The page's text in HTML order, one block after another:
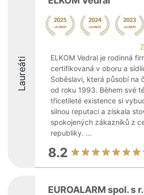
Laureáti
ELKOM Vedral je rodinná
certifikovaná v oboru a
Soběslavi, která působí na
od roku 1993. Během své
třicetileté existence si
silnou reputaci a získala
spokojených zákazníků z
republiky. ...
8.2
EUROALARM spol. s